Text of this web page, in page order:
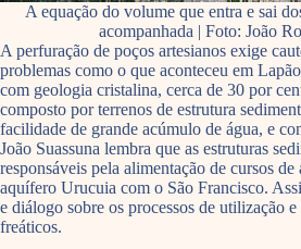
A equação do volume que entra e sai
acompanhada | Foto: João
A perfuração de poços artesianos exige
problemas como o que aconteceu em
com geologia cristalina, cerca de 30 por
composto por terrenos de estrutura
facilidade de grande acúmulo de água, e
João Suassuna lembra que as estruturas
responsáveis pela alimentação de cursos
aquífero Urucuia com o São Francisco.
e diálogo sobre os processos de utilização
freáticos.